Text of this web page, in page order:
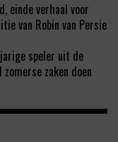
einde verhaal voor
van Robin van Persie
speler uit de
zomerse zaken doen